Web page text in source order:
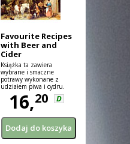
Favourite Recipes
with Beer and
Cider
Książka ta zawiera
wybrane i smaczne
potrawy wykonane z
udziałem piwa i cydru.
16,20 D